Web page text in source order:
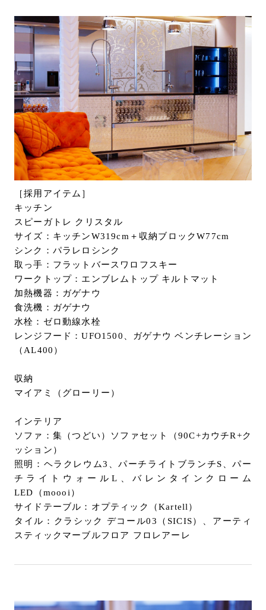
［採用アイテム］
キッチン
スピーガトレ クリスタル
サイズ：キッチンW319cm＋収納ブロックW77cm
シンク：パラレロシンク
取っ手：フラットバースワロフスキー
ワークトップ：エンブレムトップ キルトマット
加熱機器：ガゲナウ
食洗機：ガゲナウ
水栓：ゼロ動線水栓
レンジフード：UFO1500、ガゲナウ ベンチレーション
（AL400）
収納
マイアミ（グローリー）
インテリア
ソファ：集（つどい）ソファセット（90C+カウチR+ク
ッション）
照明：ヘラクレウム3、パーチライトブランチS、パー
チライトウォールL、バレンタインクローム
LED（moooi）
サイドテーブル：オプティック（Kartell）
タイル：クラシック デコール03（SICIS）、アーティ
スティックマーブルフロア フロレアーレ